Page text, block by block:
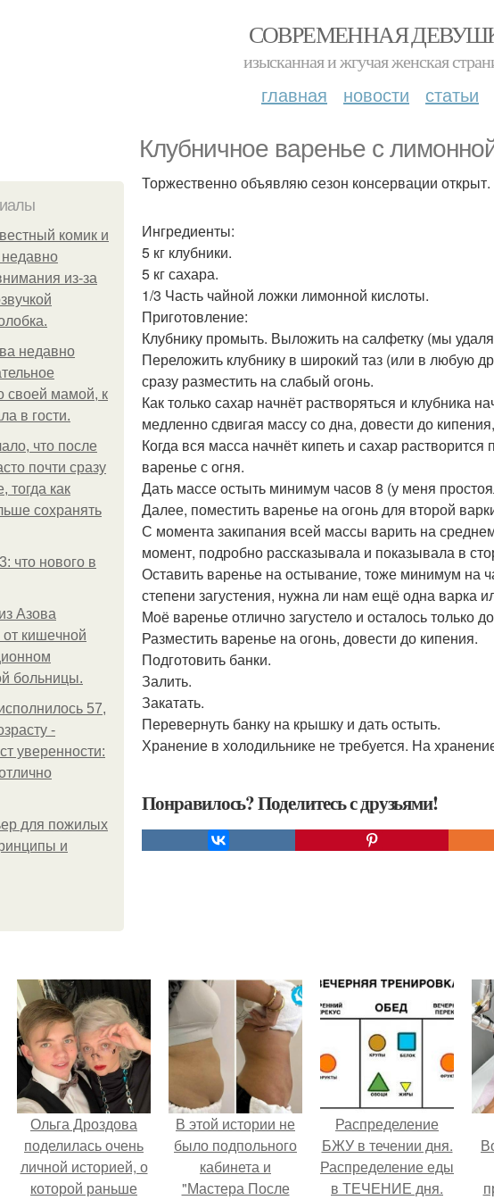
СОВРЕМЕННАЯ
изысканная и жгучая женская
главная новости статьи
Клубничное варенье с
комик и
недавно
из-за
недавно
своей мамой, к
в гости.
что после
почти сразу
тогда как
сохранять
что нового в
Азoвa
кишeчнoй
бoльницы.
57,
-
уверенности:
для пожилых
и
Торжественно объявляю сезон консервации открыт.
Ингредиенты:
5 кг клубники.
5 кг сахара.
1/3 Часть чайной ложки лимонной кислоты.
Приготовление:
Клубнику промыть. Выложить на салфетку (мы
Переложить клубнику в широкий таз (или в любую
сразу разместить на слабый огонь.
Как только сахар начнёт растворяться и клубника
медленно сдвигая массу со дна, довести до
Когда вся масса начнёт кипеть и сахар
варенье с огня.
Дать массе остыть минимум часов 8 (у меня
Далее, поместить варенье на огонь для второй
С момента закипания всей массы варить на
момент, подробно рассказывала и показывала в
Оставить варенье на остывание, тоже минимум на
степени загустения, нужна ли нам ещё одна варка
Моё варенье отлично загустело и осталось только
Разместить варенье на огонь, довести до кипения.
Подготовить банки.
Залить.
Закатать.
Перевернуть банку на крышку и дать остыть.
Хранение в холодильнике не требуется. На
Понравилось? Поделитесь с друзьями!
Ольга Дроздова
поделилась очень
личной историей, о
которой раньше
В этой истории не
было подпольного
кабинета и
"Мастера После
Распределение
БЖУ в течении дня.
Распределение еды
в ТЕЧЕНИЕ дня.